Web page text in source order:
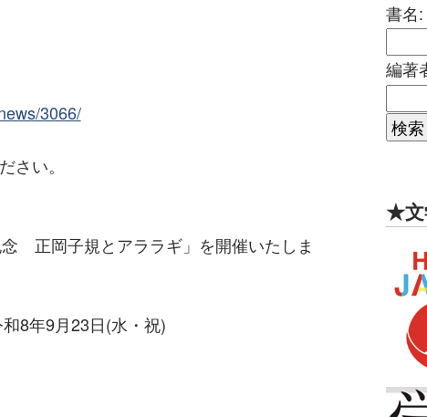
3066/
さい。
正岡子規とアララギ」を開催いたしま
8年9月23日(水・祝)
書名:
編著
★文